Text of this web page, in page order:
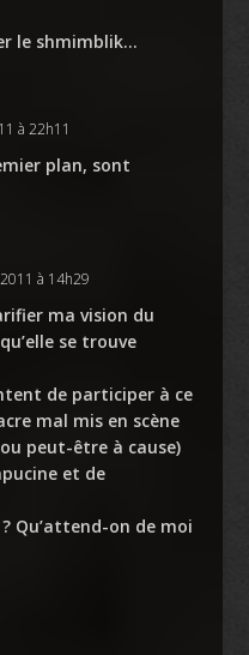
le shmimblik…
à 22h11
plan, sont
à 14h29
ma vision du
se trouve
de participer à ce
mal mis en scène
peut-être à cause)
et de
Qu’attend-on de moi